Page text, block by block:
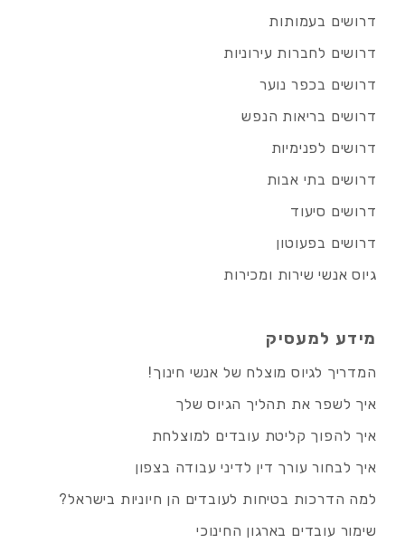
דרושים בעמותות
דרושים לחברות עירוניות
דרושים בכפר נוער
דרושים בריאות הנפש
דרושים לפנימיות
דרושים בתי אבות
דרושים סיעוד
דרושים בפעוטון
גיוס אנשי שירות ומכירות
מידע למעסיק
המדריך לגיוס מוצלח של אנשי חינוך!
איך לשפר את תהליך הגיוס שלך
איך להפוך קליטת עובדים למוצלחת
איך לבחור עורך דין לדיני עבודה בצפון
למה הדרכות בטיחות לעובדים הן חיוניות בישראל?
שימור עובדים בארגון החינוכי